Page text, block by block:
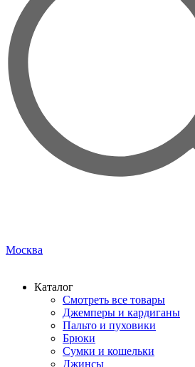
Москва
Каталог
Смотреть все товары
Джемперы и кардиганы
Пальто и пуховики
Брюки
Сумки и кошельки
Джинсы